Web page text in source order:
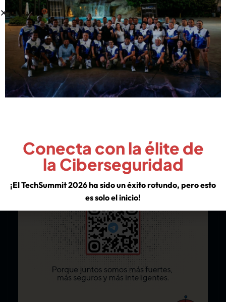
Conecta con la élite de
la Ciberseguridad
¡El TechSummit 2026 ha sido un éxito rotundo, pero esto
es solo el inicio!
Descubre los insights de los líderes de la industria y asegura
tu lugar en nuestra comunidad para no perderte las
sorpresas que tenemos preparadas para el resto del año.
VER EXPERIENCIA TECHSUMMIT